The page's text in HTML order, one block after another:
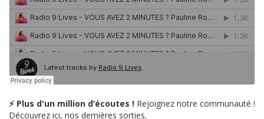
⚡ Plus d'un million d’écoutes ! Rejoignez notre communauté !
Découvrez ici, nos dernières sorties.